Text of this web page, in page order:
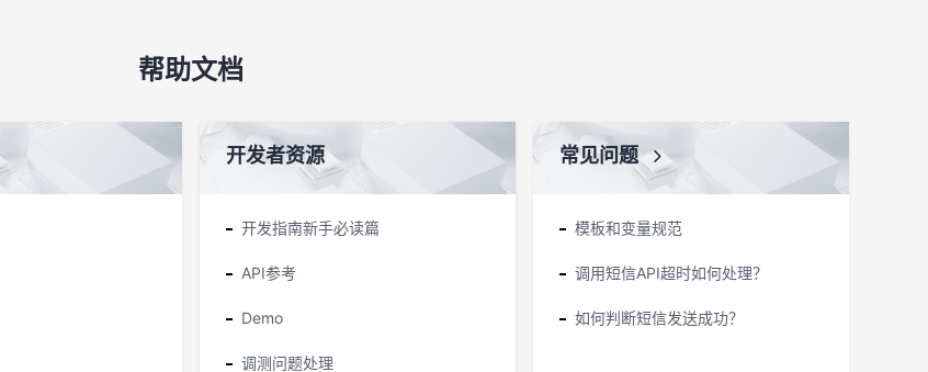
帮助文档
开发者资源
开发指南新手必读篇
API参考
Demo
调测问题处理
常见问题
模板和变量规范
调用短信API超时如何处理？
如何判断短信发送成功？